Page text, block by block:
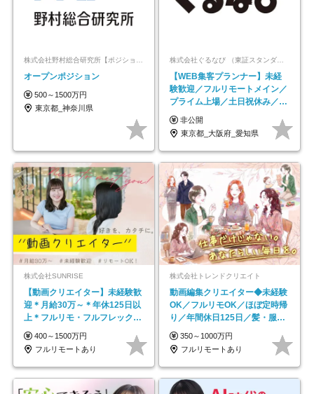
オープンポジション
500～1500万円
東京都_神奈川県
株式会社ぐるなび （東証スタンダード上場）
【WEB集客プランナー】未経
験歓迎／フルリモートメイン／
プライム上場／土日祝休み／東
京・大阪・名古屋
非公開
東京都_大阪府_愛知県
株式会社SUNRISE
【動画クリエイター】未経験歓
迎＊月給30万～＊年休125日以
上＊フルリモ・フルフレックス
◆10名の採用が決定◆
400～1500万円
フルリモートあり
株式会社トレンドクリエイト
動画編集クリエイター◆未経験
OK／フルリモOK／ほぼ定時帰
り／年間休日125日／髪・服・
ネイル自由／副業OK
350～1000万円
フルリモートあり